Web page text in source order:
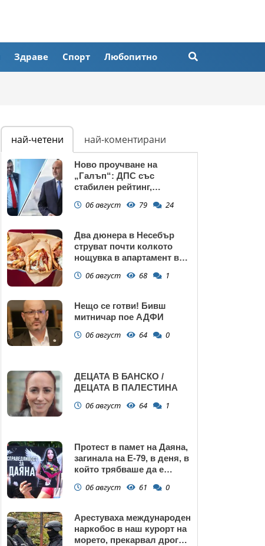
Здраве Спорт Любопитно
най-четени най-коментирани
Ново проучване на
„Галъп“: ДПС със
стабилен рейтинг,
запазва
06 август 79 24
Два дюнера в Несебър
струват почти колкото
нощувка в апартамент в
06 август 68 1
Нещо се готви! Бивш
митничар пое АДФИ
06 август 64 0
ДЕЦАТА В БАНСКО /
ДЕЦАТА В ПАЛЕСТИНА
06 август 64 1
Протест в памет на Даяна,
загинала на Е-79, в деня, в
който трябваше да е
06 август 61 0
Арестуваха международен
наркобос в наш курорт на
морето, прекарвал дрога